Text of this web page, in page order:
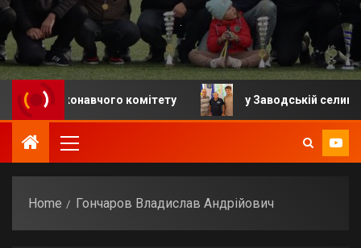
виконавчого комітету у Заводській селищній
Home Гончаров Владислав Андрійович